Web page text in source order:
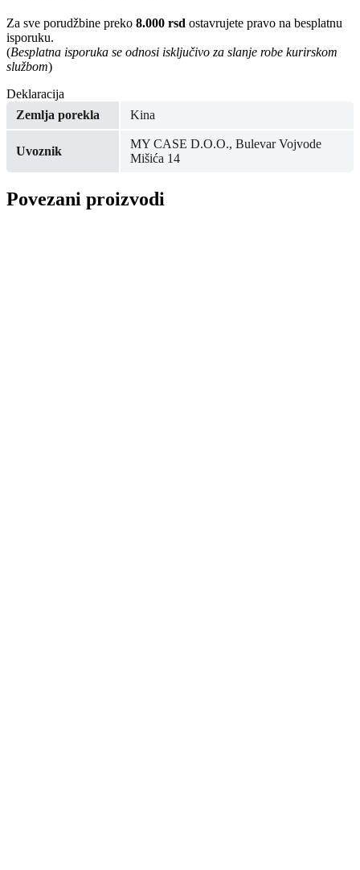
Za sve porudžbine preko 8.000 rsd ostavrujete pravo na besplatnu
isporuku.
(Besplatna isporuka se odnosi isključivo za slanje robe kurirskom
službom)
Deklaracija
Zemlja porekla
Kina
Uvoznik
MY CASE D.O.O., Bulevar Vojvode
Mišića 14
Povezani proizvodi